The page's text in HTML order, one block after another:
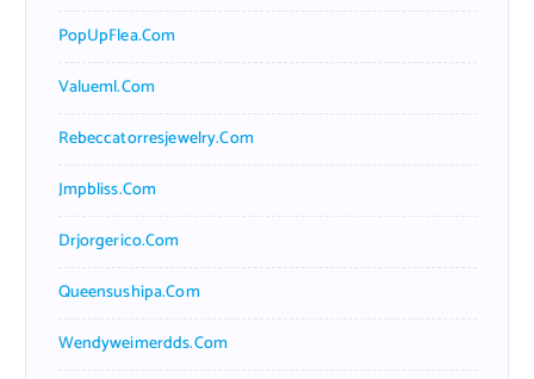
PopUpFlea.com
Valueml.com
Rebeccatorresjewelry.com
Jmpbliss.com
Drjorgerico.com
Queensushipa.com
Wendyweimerdds.com